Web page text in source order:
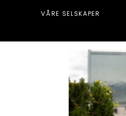
VÅRE SELSKAPER